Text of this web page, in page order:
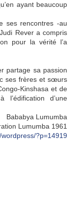
ayant beaucoup
ses rencontres -au
Rever a compris
pour la vérité l’a
partage sa passion
ses frères et sœurs
Kinshasa et de
d’une
Bababya Lumumba
Lumumba 1961
?p=14919